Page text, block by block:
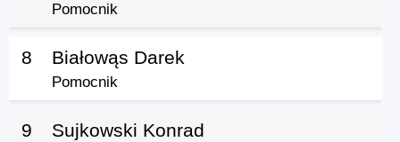
Pomocnik
8 Białowąs Darek
Pomocnik
9 Sujkowski Konrad